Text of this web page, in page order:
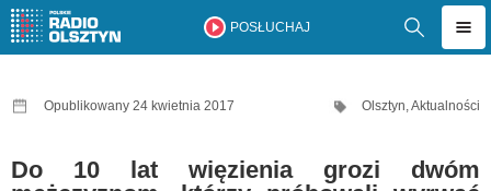
POSŁUCHAJ
Opublikowany 24 kwietnia 2017 Olsztyn,Aktualności
Do 10 lat więzienia grozi dwóm